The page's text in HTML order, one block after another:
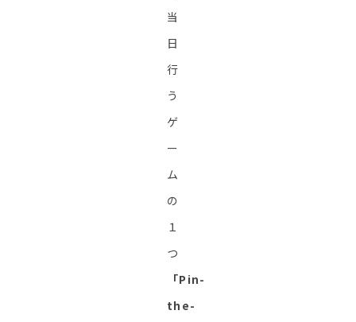
当
日
行
う
ゲ
ー
ム
の
１
つ
「Pin-
the-